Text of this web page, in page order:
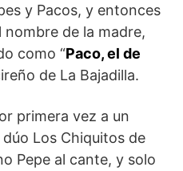
y Pacos, y entonces
de la madre,
como “Paco, el de
de La Bajadilla.
primera vez a un
Los Chiquitos de
Pepe al cante, y solo